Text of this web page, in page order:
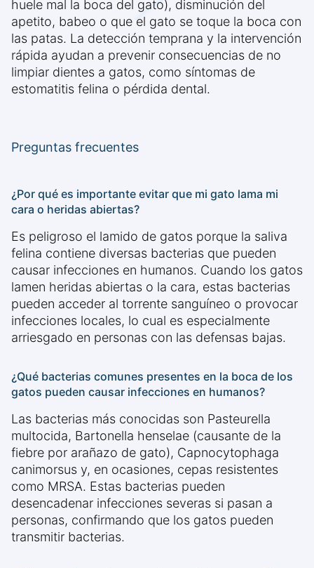
huele mal la boca del gato), disminución del
apetito, babeo o que el gato se toque la boca con
las patas. La detección temprana y la intervención
rápida ayudan a prevenir consecuencias de no
limpiar dientes a gatos, como síntomas de
estomatitis felina o pérdida dental.
Preguntas frecuentes
¿Por qué es importante evitar que mi gato lama mi
cara o heridas abiertas?
Es peligroso el lamido de gatos porque la saliva
felina contiene diversas bacterias que pueden
causar infecciones en humanos. Cuando los gatos
lamen heridas abiertas o la cara, estas bacterias
pueden acceder al torrente sanguíneo o provocar
infecciones locales, lo cual es especialmente
arriesgado en personas con las defensas bajas.
¿Qué bacterias comunes presentes en la boca de los
gatos pueden causar infecciones en humanos?
Las bacterias más conocidas son Pasteurella
multocida, Bartonella henselae (causante de la
fiebre por arañazo de gato), Capnocytophaga
canimorsus y, en ocasiones, cepas resistentes
como MRSA. Estas bacterias pueden
desencadenar infecciones severas si pasan a
personas, confirmando que los gatos pueden
transmitir bacterias.